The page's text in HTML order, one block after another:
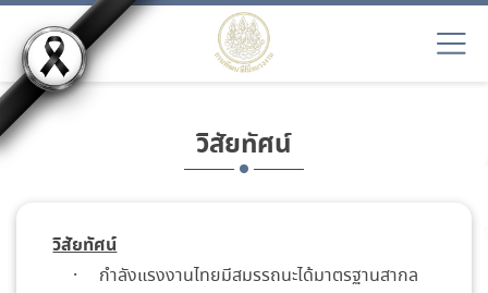
วิสัยทัศน์
วิสัยทัศน์
· กำลังแรงงานไทยมีสมรรถนะได้มาตรฐานสากล